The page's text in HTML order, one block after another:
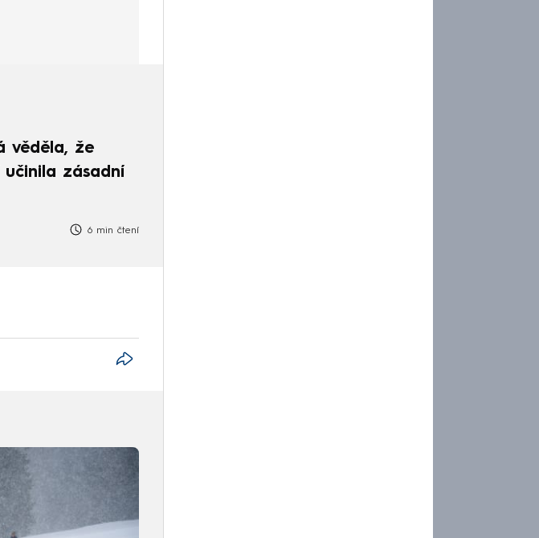
věděla, že
učinila zásadní
6 min čtení